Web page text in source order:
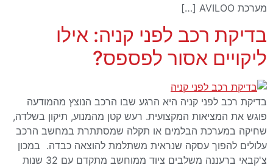
מערכת AVILOO […]
בדיקת רכב לפני קניה: אילו
ליקויים אסור לפספס?
בדיקת רכב לפני קניה היא הרגע שבו הרכב הנוצץ מהמודעה
פוגש את המציאות המקצועית. רעש קטן מהמנוע, תיקון בשלדה,
שחיקה במערכת הבלמים או תקלה שמסתתרת במחשב הרכב
עלולים להפוך עסקה שנראית משתלמת להוצאה כבדה. במכון
צ'קבאי ברעננה משלבים ציוד ממוחשב מתקדם עם 32 שנות